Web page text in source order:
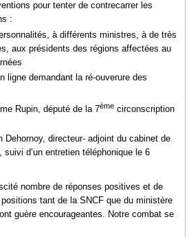
pour tenter de contrecarrer les
:
à différents ministres, à de très
aux présidents des régions affectées au
ligne demandant la ré-ouverure des
Rupin, député de la 7ème circonscription
Dehornoy, directeur- adjoint du cabinet de
d’un entretien téléphonique le 6
nombre de réponses positives et de
tant de la SNCF que du ministère
guère encourageantes. Notre combat se